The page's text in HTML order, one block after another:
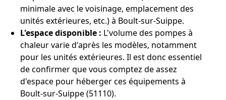
minimale avec le voisinage, emplacement des
unités extérieures, etc.) à Boult-sur-Suippe.
L'espace disponible : L'volume des pompes à
chaleur varie d'après les modèles, notamment
pour les unités extérieures. Il est donc essentiel
de confirmer que vous comptez de assez
d'espace pour héberger ces équipements à
Boult-sur-Suippe (51110).